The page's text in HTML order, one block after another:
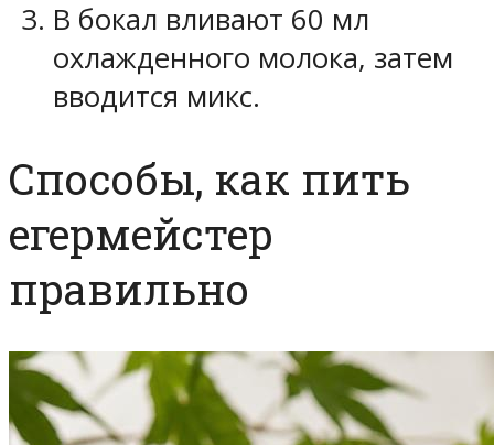
В бокал вливают 60 мл
охлажденного молока, затем
вводится микс.
Способы, как пить
егермейстер
правильно